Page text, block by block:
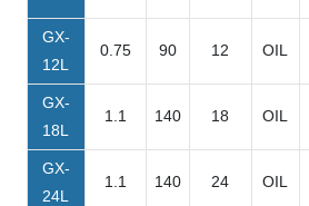
GX-
12L
0.75 90 12 OIL
GX-
18L
1.1 140 18 OIL
GX-
24L
1.1 140 24 OIL